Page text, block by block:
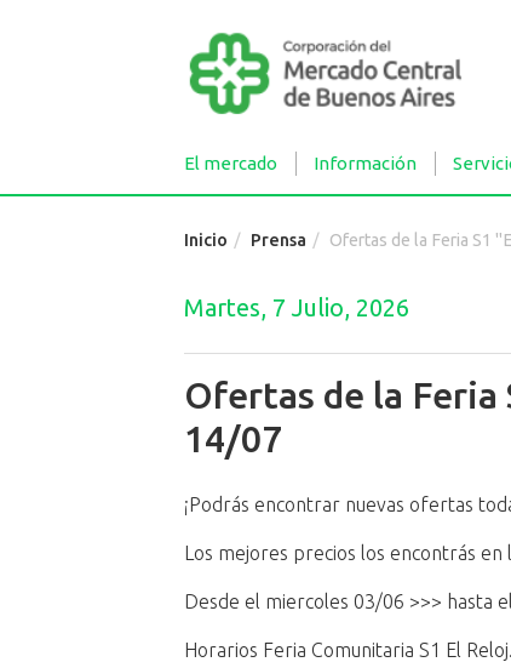
El mercado Información
Inicio Prensa Ofertas de la Feria S1 "El
Martes, 7 Julio, 2026
Ofertas de la
14/07
¡Podrás encontrar nuevas ofertas
Los mejores precios los encontrás en
Desde el miercoles 03/06 >>> hasta
Horarios Feria Comunitaria S1 El Reloj.